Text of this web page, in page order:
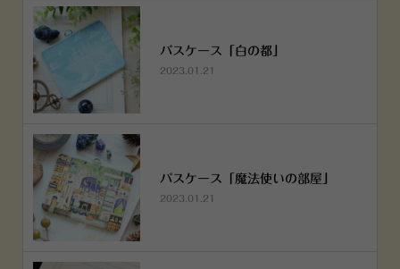
パスケース「白の都」
2023.01.21
パスケース「魔法使いの部屋」
2023.01.21